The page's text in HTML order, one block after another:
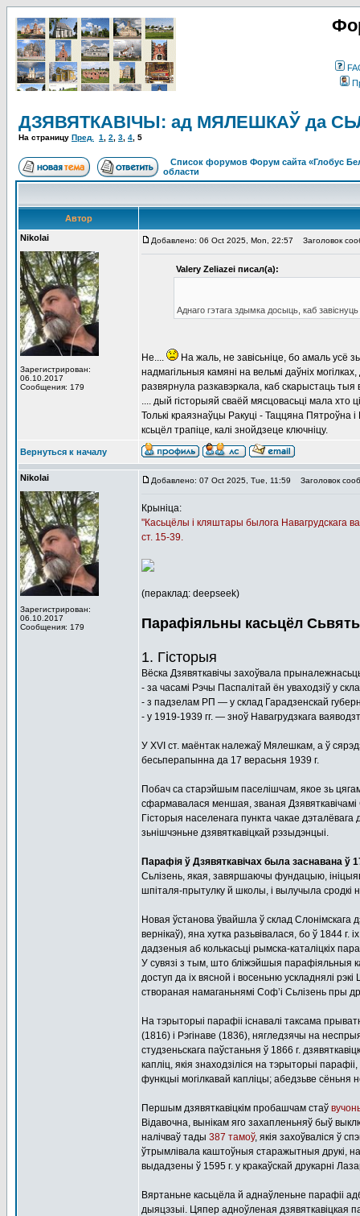
ДЗЯВЯТКАВІЧЫ: ад МЯЛЕШКАЎ да
На страницу Пред. 1 2 3 4 5
Список форумов Форум сайта «Глобус
области
Автор
Nikolai
Зарегистрирован:
06.10.2017
Сообщения: 179
Добавлено: 06 Oct 2025, Mon, 22:57 Заголовок
Valery Zeliazei писал(а):
Аднаго гэтага здымка досыць, каб
Не....
На жаль, не завісьніце, бо амаль усё
надмагільныя камяні на вельмі даўніх
развярнула разкавэркала, каб скарыстаць тыя
.... дый гісторыяй сваёй мясцовасьці мала хто
Толькі краязнаўцы Ракуці - Таццяна Пятроўна
ксьцёл трапіце, калі знойдзеце ключніцу.
Вернуться к началу
Nikolai
Зарегистрирован:
06.10.2017
Сообщения: 179
Добавлено: 07 Oct 2025, Tue, 11:59 Заголовок
Крыніца:
"Касьцёлы і кляштары былога Навагрудскага
ст. 15-39.
(пераклад: deepseek)
Парафіяльны касьцёл
1. Гісторыя
Вёска Дзявяткавічы захоўвала
- за часамі Рэчы Паспалітай ён уваходзіў у
- з падзелам РП — у склад Гарадзенскай
- у 1919-1939 гг. — зноў Навагрудзкага
У XVІ ст. маёнтак належаў Мялешкам, а ў
бесьперапынна да 17 верасьня 1939 г.
Побач са старэйшым паселішчам, якое зь
сфармавалася меншая, званая
Гісторыя населенага пункта чакае
зьнішчэньне дзявяткавіцкай рэзыдэнцыі.
Парафія ў Дзявяткавічах была заснавана ў
Сьлізень, якая, завяршаючы фундацыю,
шпіталя-прытулку й школы, і вылучыла сродкі
Новая ўстанова ўвайшла ў склад Слонімскага
вернікаў), яна хутка разьвівалася, бо ў 1844 г.
дадзеныя аб колькасьці рымска-каталіцкіх
У сувязі з тым, што бліжэйшыя парафіяльныя
доступ да іх вясной і восеньню ускладнялі
створаная намаганьнямі Соф’і Сьлізень пры
На тэрыторыі парафіі існавалі таксама
(1816) і Рэгінаве (1836), нягледзячы на
студзеньскага паўстаньня ў 1866 г.
капліц, якія знаходзіліся на тэрыторыі
функцыі могілкавай капліцы; абедзьве сёньня
Першым дзявяткавіцкім пробашчам стаў
Відавочна, вынікам яго захапленьняў быў
налічваў тады 387 тамоў, якія захоўваліся ў
ўтрымлівала каштоўныя старажытныя друкі,
выдадзены ў 1595 г. у кракаўскай друкарні
Вяртаньне касьцёла й аднаўленьне парафіі
дыяцэзыі. Цяпер адноўленая дзявяткавіцкая